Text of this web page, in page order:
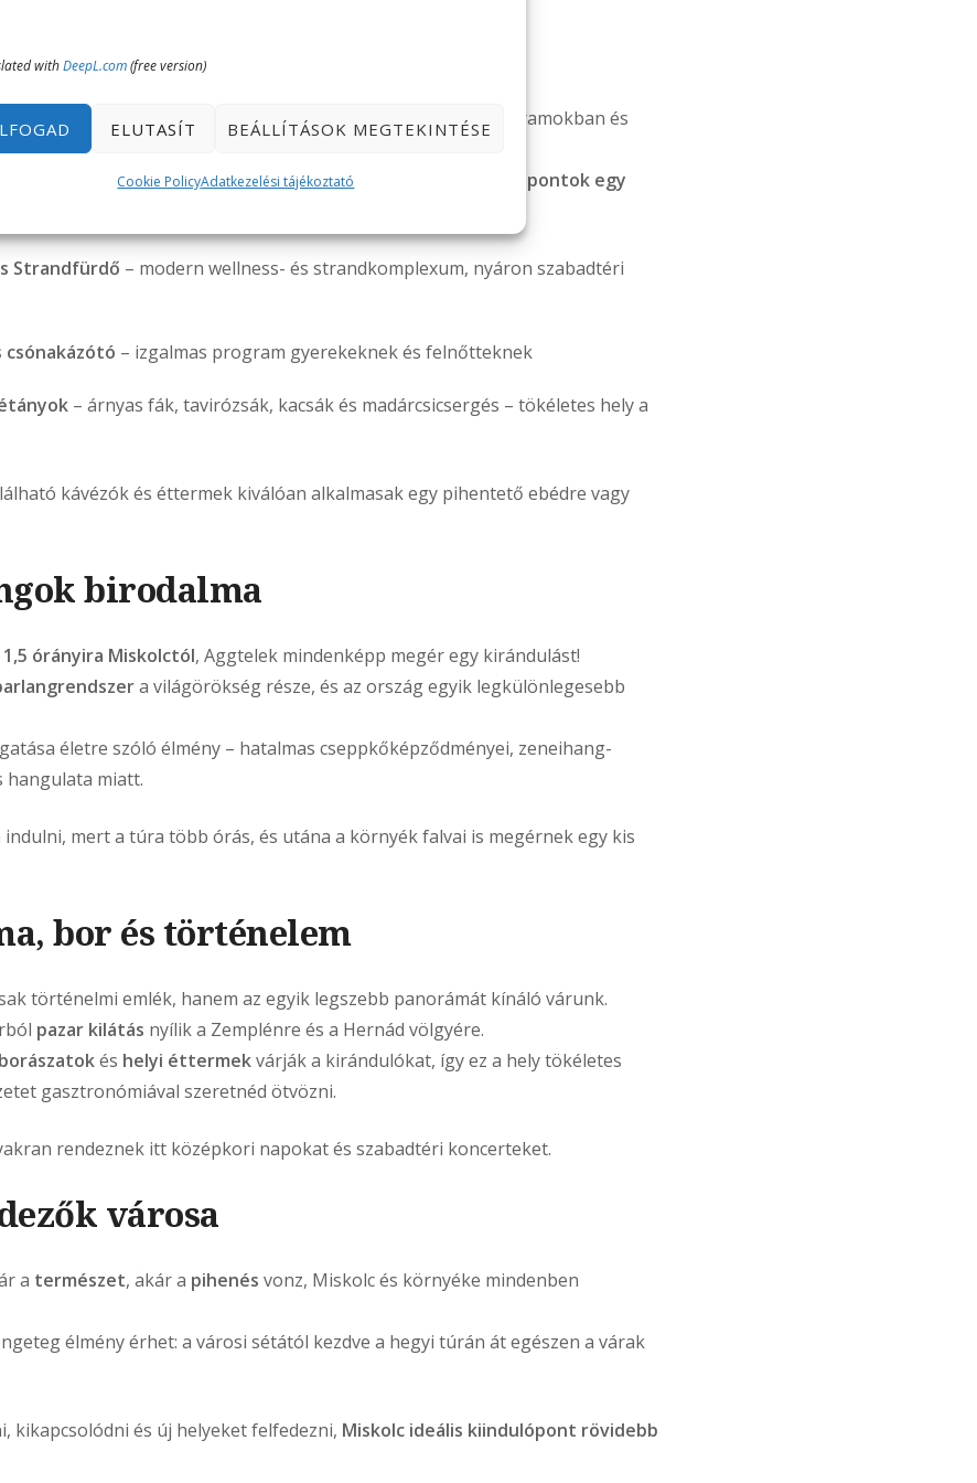
withDeepL.com(free version)
ELUTASÍT BEÁLLÍTÁSOK MEGTEKINTÉSE
Cookie PolicyAdatkezelési tájékoztató
egyben
jelenleg nem üzemel
, Miskolctapolca így is bővelkedik programokban és
parkjai, tavai és élménylétesítményei továbbra is
népszerű célpontok egy
Strandfürdő – modern wellness- és strandkomplexum, nyáron szabadtéri
csónakázótó – izgalmas program gyerekeknek és felnőtteknek
– árnyas fák, tavirózsák, kacsák és madárcsicsergés – tökéletes hely a
kávézók és éttermek kiválóan alkalmasak egy pihentető ebédre vagy
birodalma
1,5 órányira Miskolctól, Aggtelek mindenképp megér egy kirándulást!
a világörökség része, és az ország egyik legkülönlegesebb
életre szóló élmény – hatalmas cseppkőképződményei, zeneihang-
hangulata miatt.
indulni, mert a túra több órás, és utána a környék falvai is megérnek egy kis
bor és történelem
történelmi emlék, hanem az egyik legszebb panorámát kínáló várunk.
pazar kilátás nyílik a Zemplénre és a Hernád völgyére.
és helyi éttermekvárják a kirándulókat, így ez a hely tökéletes
gasztronómiával szeretnéd ötvözni.
rendeznek itt középkori napokat és szabadtéri koncerteket.
városa
a természet, akár a pihenés vonz, Miskolc és környéke mindenben
élmény érhet: a városi sétától kezdve a hegyi túrán át egészen a várak
kikapcsolódni és új helyeket felfedezni, Miskolc ideális kiindulópont rövidebb